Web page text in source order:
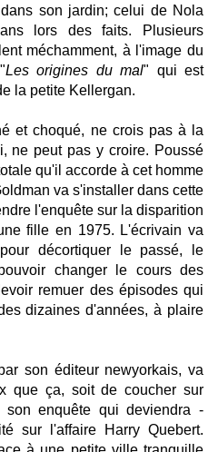
son jardin; celui de Nola
lors des faits. Plusieurs
méchamment, à l'image du
Les origines du mal" qui est
la petite Kellergan.
et choqué, ne crois pas à la
ne peut pas y croire. Poussé
qu'il accorde à cet homme
va s'installer dans cette
l'enquête sur la disparition
fille en 1975. L'écrivain va
décortiquer le passé, le
changer le cours des
remuer des épisodes qui
dizaines d'années, à plaire
son éditeur newyorkais, va
que ça, soit de coucher sur
enquête qui deviendra -
sur l'affaire Harry Quebert.